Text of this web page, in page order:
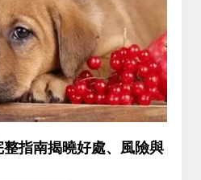
指南揭曉好處、風險與